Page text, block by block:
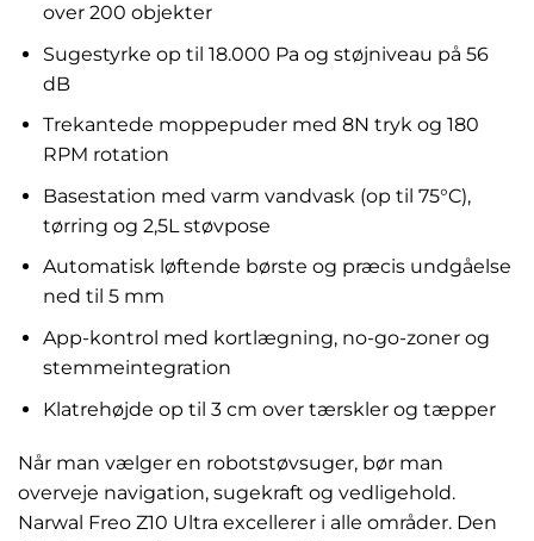
over 200 objekter
Sugestyrke op til 18.000 Pa og støjniveau på 56
dB
Trekantede moppepuder med 8N tryk og 180
RPM rotation
Basestation med varm vandvask (op til 75°C),
tørring og 2,5L støvpose
Automatisk løftende børste og præcis undgåelse
ned til 5 mm
App-kontrol med kortlægning, no-go-zoner og
stemmeintegration
Klatrehøjde op til 3 cm over tærskler og tæpper
Når man vælger en robotstøvsuger, bør man
overveje navigation, sugekraft og vedligehold.
Narwal Freo Z10 Ultra excellerer i alle områder. Den